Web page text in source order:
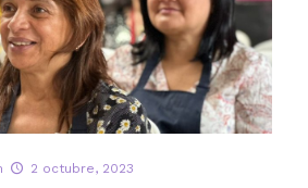
2 octubre, 2023